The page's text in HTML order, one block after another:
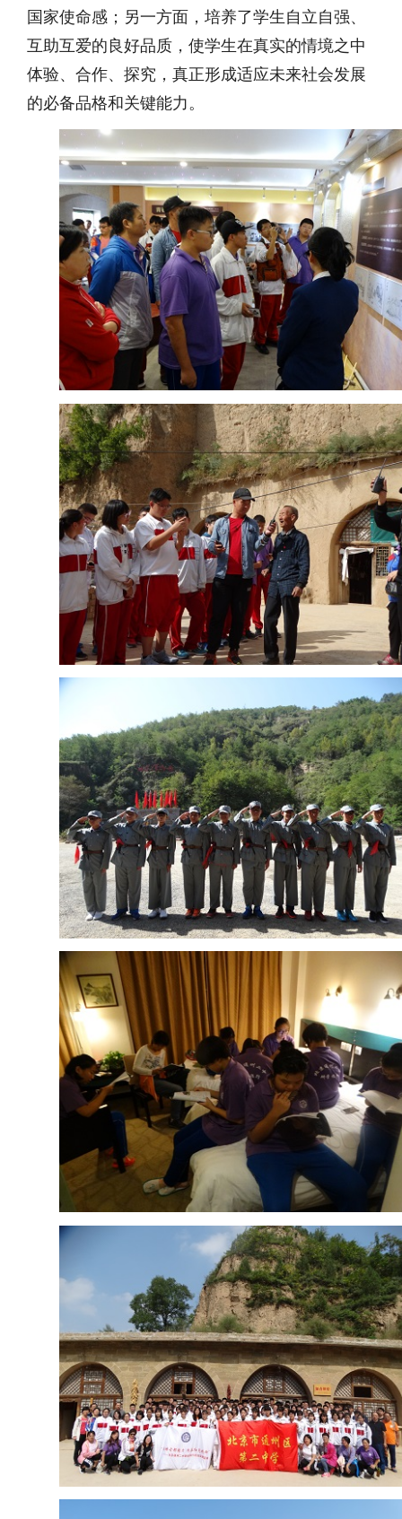
国家使命感；另一方面，培养了学生自立自强、
互助互爱的良好品质，使学生在真实的情境之中
体验、合作、探究，真正形成适应未来社会发展
的必备品格和关键能力。